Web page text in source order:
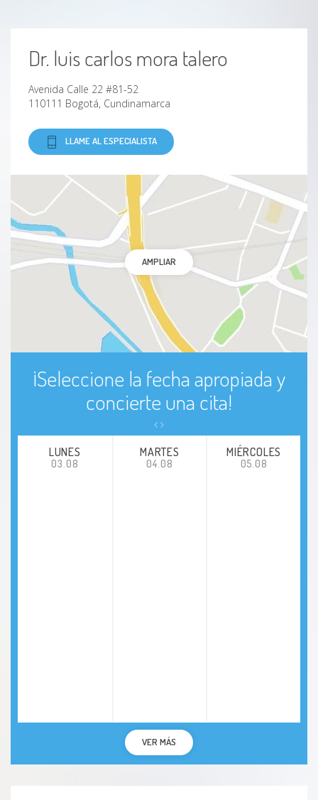
Dr. luis carlos mora talero
Avenida Calle 22 #81-52
110111 Bogotá, Cundinamarca
LLAME AL ESPECIALISTA
AMPLIAR
¡Seleccione la fecha apropiada y
concierte una cita!
LUNES
03.08
MARTES
04.08
MIÉRCOLES
05.08
VER MÁS